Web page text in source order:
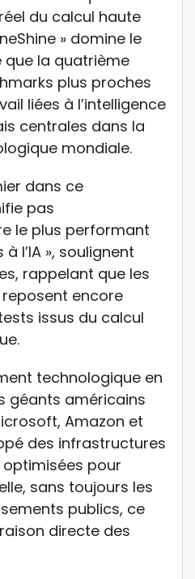
du calcul haute
» domine le
que la quatrième
plus proches
liées à l’intelligence
centrales dans la
mondiale.
dans ce
pas
le plus performant
l’IA », soulignent
rappelant que les
reposent encore
issus du calcul
technologique en
géants américains
Amazon et
des infrastructures
pour
sans toujours les
publics, ce
directe des